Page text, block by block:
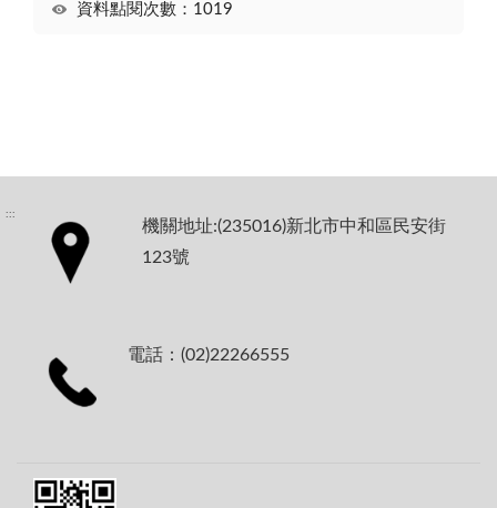
資料點閱次數：1019
:::
機關地址:(235016)新北市中和區民安街
123號
電話：(02)22266555